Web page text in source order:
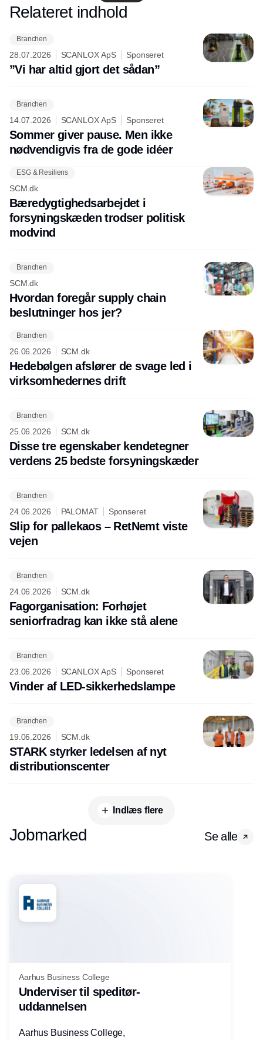
Annonce
Relateret indhold
Branchen
28.07.2026 SCANLOX ApS Sponseret
”Vi har altid gjort det sådan”
Branchen
14.07.2026 SCANLOX ApS Sponseret
Sommer giver pause. Men ikke
nødvendigvis fra de gode idéer
ESG & Resiliens
SCM.dk
Bæredygtighedsarbejdet i
forsyningskæden trodser politisk
modvind
Branchen
SCM.dk
Hvordan foregår supply chain
beslutninger hos jer?
Branchen
26.06.2026 SCM.dk
Hedebølgen afslører de svage led i
virksomhedernes drift
Branchen
25.06.2026 SCM.dk
Disse tre egenskaber kendetegner
verdens 25 bedste forsyningskæder
Branchen
24.06.2026 PALOMAT Sponseret
Slip for pallekaos – RetNemt viste
vejen
Branchen
24.06.2026 SCM.dk
Fagorganisation: Forhøjet
seniorfradrag kan ikke stå alene
Branchen
23.06.2026 SCANLOX ApS Sponseret
Vinder af LED-sikkerhedslampe
Branchen
19.06.2026 SCM.dk
STARK styrker ledelsen af nyt
distributionscenter
Indlæs flere
Jobmarked Se alle
Aarhus Business College
Underviser til speditør-
uddannelsen
Aarhus Business College,